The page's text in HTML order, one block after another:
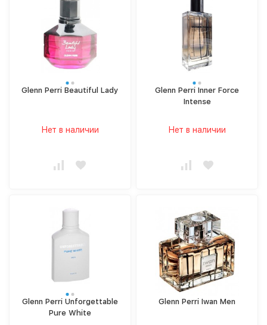
Glenn Perri Beautiful Lady
Нет в наличии
Glenn Perri Inner Force
Intense
Нет в наличии
Glenn Perri Unforgettable
Pure White
Glenn Perri Iwan Men